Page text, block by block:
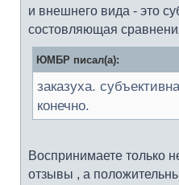
и внешнего вида - это
состовляющая
ЮМБР писал(а):
заказуха.
конечно.
Воспринимаете только
отзывы , а